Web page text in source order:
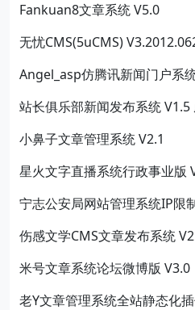
Fankuan8文章系统 V5.0
无忧CMS(5uCMS)
Angel_asp仿腾讯新闻门户系
站长俱乐部新闻发布系统 V1.5
小鼻子文章管理系统 V2.1
星火文字直播系统行政事业版
宁志公安局网站管理系统IP限
伤感文学CMS文章发布系统
米号文章系统论坛微博版 V3.0
老Y文章管理系统全站静态化